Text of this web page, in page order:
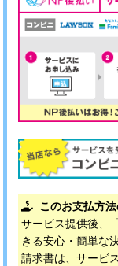
このお支払方
サービス提供後、
きる安心・簡単な
請求書は、サービ